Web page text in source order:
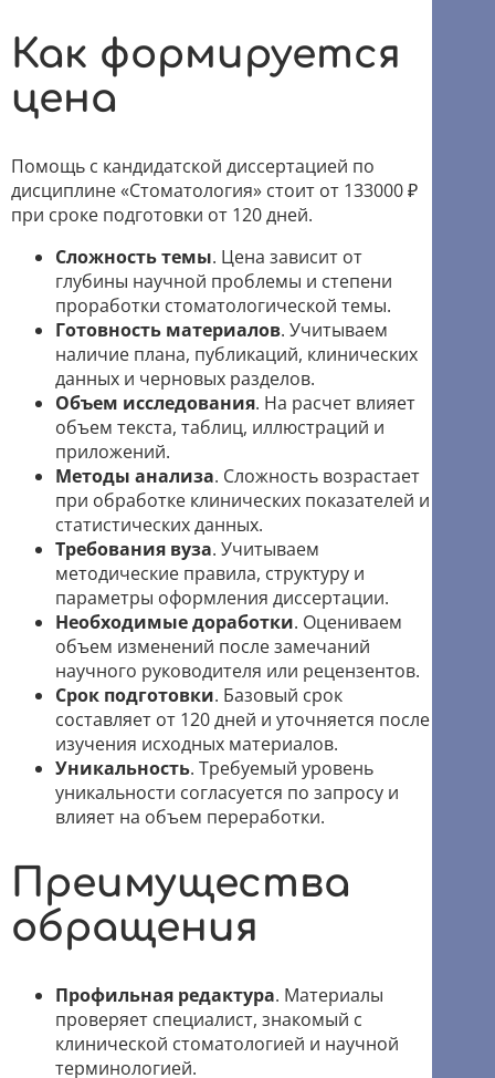
Как формируется
цена
Помощь с кандидатской диссертацией по
дисциплине «Стоматология» стоит от 133000 ₽
при сроке подготовки от 120 дней.
Сложность темы. Цена зависит от
глубины научной проблемы и степени
проработки стоматологической темы.
Готовность материалов. Учитываем
наличие плана, публикаций, клинических
данных и черновых разделов.
Объем исследования. На расчет влияет
объем текста, таблиц, иллюстраций и
приложений.
Методы анализа. Сложность возрастает
при обработке клинических показателей и
статистических данных.
Требования вуза. Учитываем
методические правила, структуру и
параметры оформления диссертации.
Необходимые доработки. Оцениваем
объем изменений после замечаний
научного руководителя или рецензентов.
Срок подготовки. Базовый срок
составляет от 120 дней и уточняется после
изучения исходных материалов.
Уникальность. Требуемый уровень
уникальности согласуется по запросу и
влияет на объем переработки.
Преимущества
обращения
Профильная редактура. Материалы
проверяет специалист, знакомый с
клинической стоматологией и научной
терминологией.